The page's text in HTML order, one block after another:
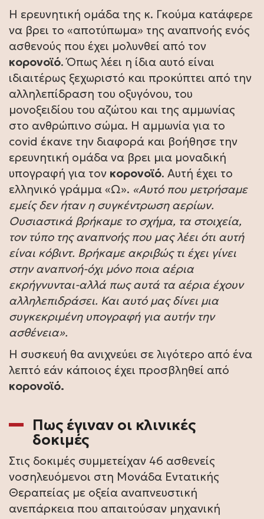
Η ερευνητική ομάδα της κ. Γκούμα κατάφερε
να βρει το «αποτύπωμα» της αναπνοής ενός
ασθενούς που έχει μολυνθεί από τον
κορονοϊό. Όπως λέει η ίδια αυτό είναι
ιδιαιτέρως ξεχωριστό και προκύπτει από την
αλληλεπίδραση του οξυγόνου, του
μονοξειδίου του αζώτου και της αμμωνίας
στο ανθρώπινο σώμα. Η αμμωνία για το
covid έκανε την διαφορά και βοήθησε την
ερευνητική ομάδα να βρει μια μοναδική
υπογραφή για τον κορονοϊό. Αυτή έχει το
ελληνικό γράμμα «Ω». «Αυτό που μετρήσαμε
εμείς δεν ήταν η συγκέντρωση αερίων.
Ουσιαστικά βρήκαμε το σχήμα, τα στοιχεία,
τον τύπο της αναπνοής που μας λέει ότι αυτή
είναι κόβιντ. Βρήκαμε ακριβώς τι έχει γίνει
στην αναπνοή-όχι μόνο ποια αέρια
εκρήγνυνται-αλλά πως αυτά τα αέρια έχουν
αλληλεπιδράσει. Και αυτό μας δίνει μια
συγκεκριμένη υπογραφή για αυτήν την
ασθένεια».
Η συσκευή θα ανιχνεύει σε λιγότερο από ένα
λεπτό εάν κάποιος έχει προσβληθεί από
κορονοϊό.
Πως έγιναν οι κλινικές
δοκιμές
Στις δοκιμές συμμετείχαν 46 ασθενείς
νοσηλευόμενοι στη Μονάδα Εντατικής
Θεραπείας με οξεία αναπνευστική
ανεπάρκεια που απαιτούσαν μηχανική